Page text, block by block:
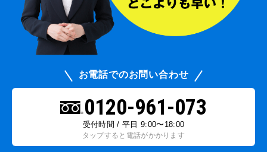
お電話でのお問い合わせ
0120-961-073
受付時間 / 平日 9:00〜18:00
タップすると電話がかかります